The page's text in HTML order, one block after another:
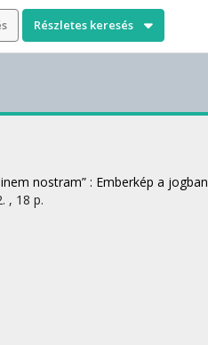
Részletes keresés
nostram” : Emberkép a jogban
, 18 p.